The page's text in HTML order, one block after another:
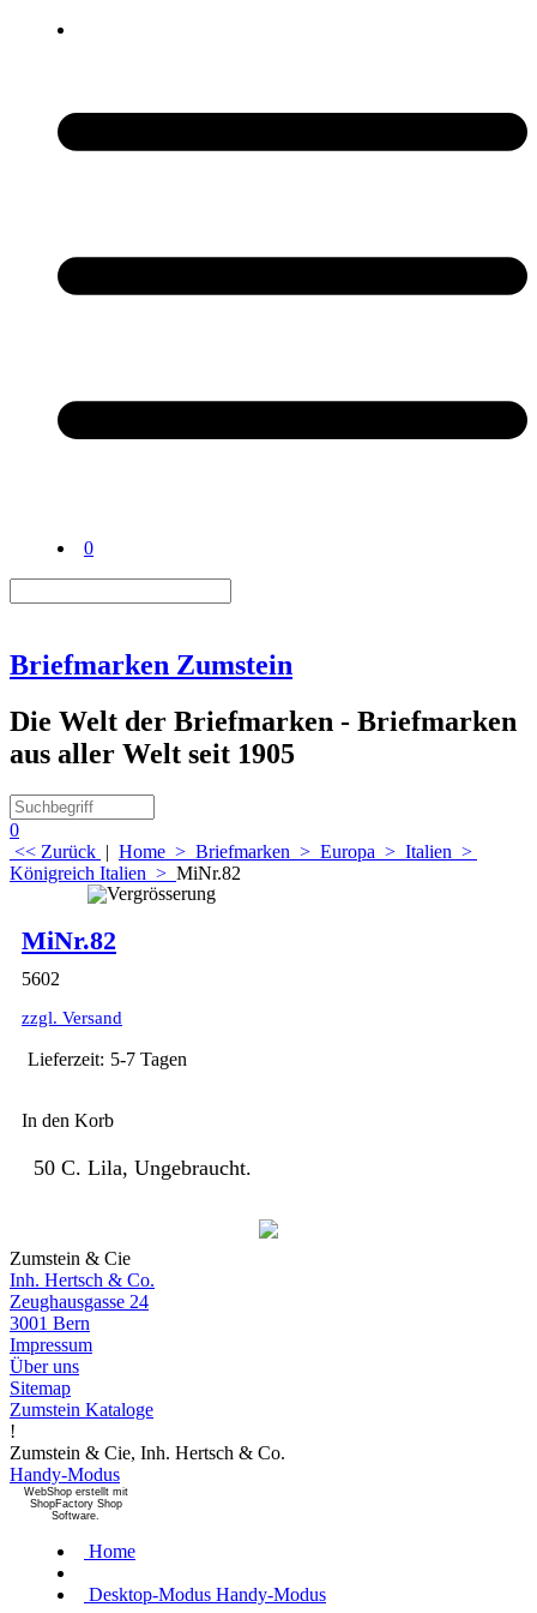
0
Briefmarken Zumstein
Die Welt der Briefmarken - Briefmarken
aus aller Welt seit 1905
0
<< Zurück | Home > Briefmarken > Europa > Italien >
Königreich Italien > MiNr.82
MiNr.82
5602
zzgl. Versand
Lieferzeit: 5-7 Tagen
In den Korb
Beschreibung
50 C. Lila, Ungebraucht.
Zumstein & Cie
Inh. Hertsch & Co.
Zeughausgasse 24
3001 Bern
Impressum
Über uns
Sitemap
Zumstein Kataloge
!
Zumstein & Cie, Inh. Hertsch & Co.
Handy-Modus
WebShop erstellt mit
ShopFactory Shop
Software.
Home
Desktop-Modus Handy-Modus